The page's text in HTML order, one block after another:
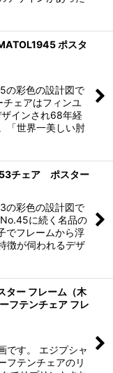
ポスタ
の彩色の設計図で
ェアはフィンユ
インされ68年経
「世界一美しい肘
チェア ポスター
の彩色の設計図で
に続く名品の
でフレームから浮
徴が伺われるデザ
ー フレーム（木
フテンチェア フレ
です。 エジプシャ
フテンチェアのリ